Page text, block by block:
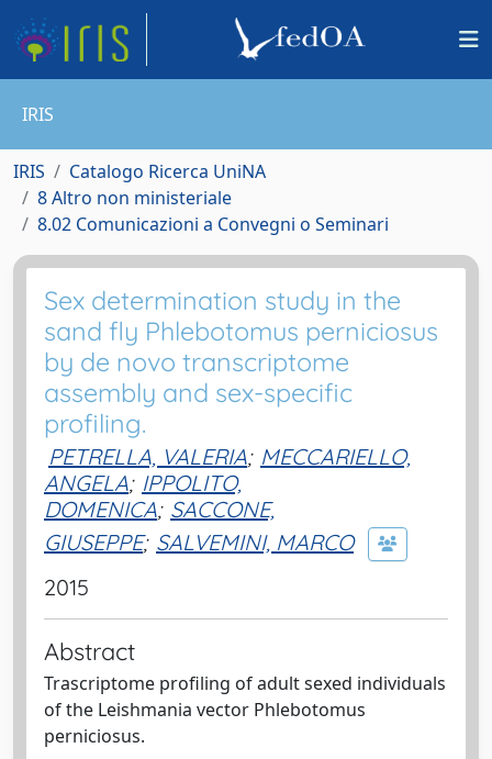
IRIS
IRIS
Catalogo Ricerca UniNA
8 Altro non ministeriale
8.02 Comunicazioni a Convegni o Seminari
Sex determination study in the
sand fly Phlebotomus perniciosus
by de novo transcriptome
assembly and sex-specific
profiling.
PETRELLA, VALERIA; MECCARIELLO,
ANGELA; IPPOLITO,
DOMENICA; SACCONE,
GIUSEPPE; SALVEMINI, MARCO
2015
Abstract
Trascriptome profiling of adult sexed individuals
of the Leishmania vector Phlebotomus
perniciosus.